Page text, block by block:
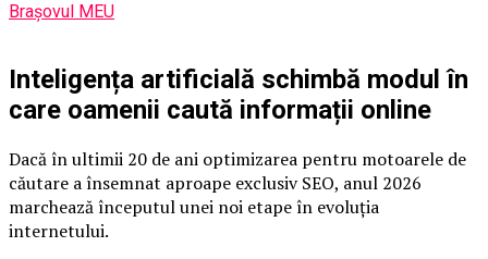
Brașovul MEU
Inteligența artificială schimbă modul în
care oamenii caută informații online
Dacă în ultimii 20 de ani optimizarea pentru motoarele de
căutare a însemnat aproape exclusiv SEO, anul 2026
marchează începutul unei noi etape în evoluția
internetului.